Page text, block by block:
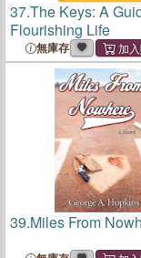
37.The Keys: A
Flourishing Life
無庫存
39.Miles From